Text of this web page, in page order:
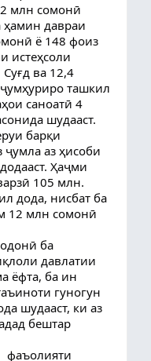
млн сомонӣ
ҳамин давраи
ё 148 фоиз
истеҳсоли
ва 12,4
ташкил
саноатӣ 4
шудааст.
аз ҳисоби
Ҳаҷми
105 млн.
дода, нисбат ба
12 млн сомонӣ
давлатии
ёфта, ба ин
гуногун
шудааст, ки аз
бештар